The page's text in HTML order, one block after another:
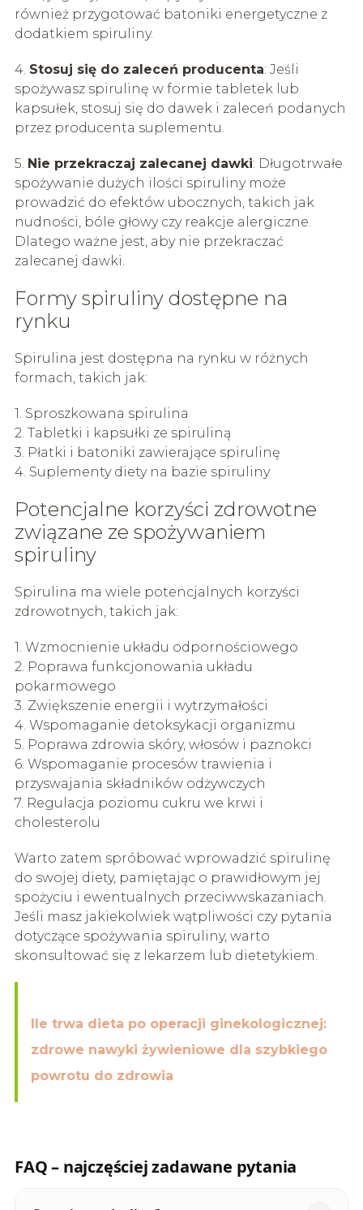
również przygotować batoniki energetyczne z
dodatkiem spiruliny.
4. Stosuj się do zaleceń producenta: Jeśli
spożywasz spirulinę w formie tabletek lub
kapsułek, stosuj się do dawek i zaleceń podanych
przez producenta suplementu.
5. Nie przekraczaj zalecanej dawki: Długotrwałe
spożywanie dużych ilości spiruliny może
prowadzić do efektów ubocznych, takich jak
nudności, bóle głowy czy reakcje alergiczne.
Dlatego ważne jest, aby nie przekraczać
zalecanej dawki.
Formy spiruliny dostępne na
rynku
Spirulina jest dostępna na rynku w różnych
formach, takich jak:
1. Sproszkowana spirulina
2. Tabletki i kapsułki ze spiruliną
3. Płatki i batoniki zawierające spirulinę
4. Suplementy diety na bazie spiruliny
Potencjalne korzyści zdrowotne
związane ze spożywaniem
spiruliny
Spirulina ma wiele potencjalnych korzyści
zdrowotnych, takich jak:
1. Wzmocnienie układu odpornościowego
2. Poprawa funkcjonowania układu
pokarmowego
3. Zwiększenie energii i wytrzymałości
4. Wspomaganie detoksykacji organizmu
5. Poprawa zdrowia skóry, włosów i paznokci
6. Wspomaganie procesów trawienia i
przyswajania składników odżywczych
7. Regulacja poziomu cukru we krwi i
cholesterolu
Warto zatem spróbować wprowadzić spirulinę
do swojej diety, pamiętając o prawidłowym jej
spożyciu i ewentualnych przeciwwskazaniach.
Jeśli masz jakiekolwiek wątpliwości czy pytania
dotyczące spożywania spiruliny, warto
skonsultować się z lekarzem lub dietetykiem.
Ile trwa dieta po operacji ginekologicznej:
zdrowe nawyki żywieniowe dla szybkiego
powrotu do zdrowia
FAQ – najczęściej zadawane pytania